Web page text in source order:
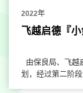
2022年
飞越启德『
由保良局、飞越
划，经过第二阶